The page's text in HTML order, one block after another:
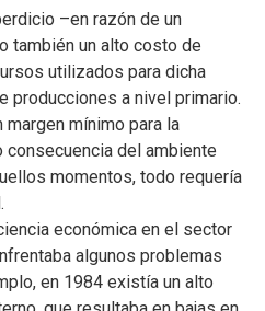
–en razón de un
también un alto costo de
utilizados para dicha
producciones a nivel primario.
mínimo para la
del ambiente
momentos, todo requería
económica en el sector
algunos problemas
en 1984 existía un alto